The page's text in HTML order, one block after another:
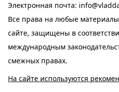
Электронная почта:
Все права на любые
сайте, защищены в
международным
смежных правах.
На сайте используются